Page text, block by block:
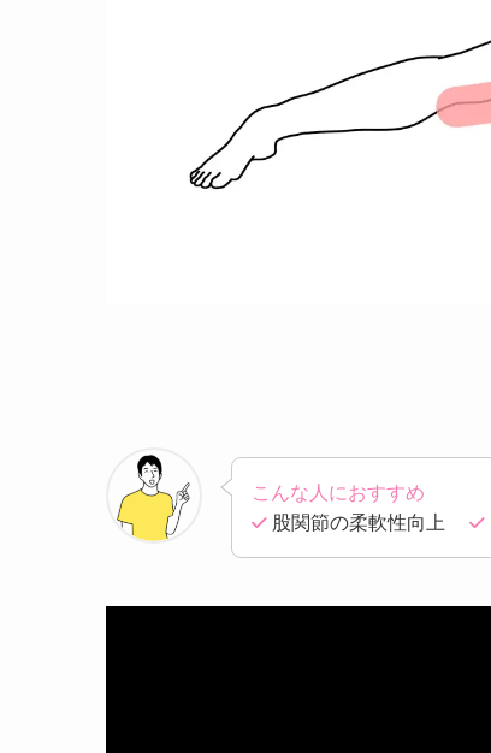
こんな人におすすめ
股関節の柔軟性向上